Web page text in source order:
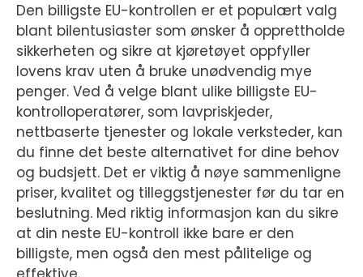
Den billigste EU-kontrollen er et populært valg
blant bilentusiaster som ønsker å opprettholde
sikkerheten og sikre at kjøretøyet oppfyller
lovens krav uten å bruke unødvendig mye
penger. Ved å velge blant ulike billigste EU-
kontrolloperatører, som lavpriskjeder,
nettbaserte tjenester og lokale verksteder, kan
du finne det beste alternativet for dine behov
og budsjett. Det er viktig å nøye sammenligne
priser, kvalitet og tilleggstjenester før du tar en
beslutning. Med riktig informasjon kan du sikre
at din neste EU-kontroll ikke bare er den
billigste, men også den mest pålitelige og